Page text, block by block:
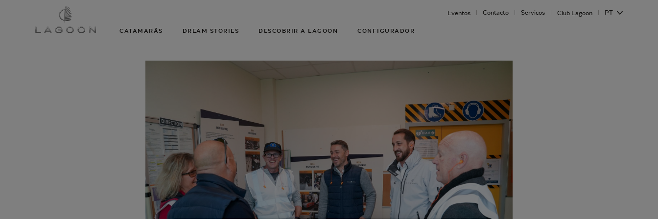
CATAMARÃS DREAM STORIES DESCOBRIR A LAGOON CONFIGURADOR
Eventos Contacto Serviços Club Lagoon PT